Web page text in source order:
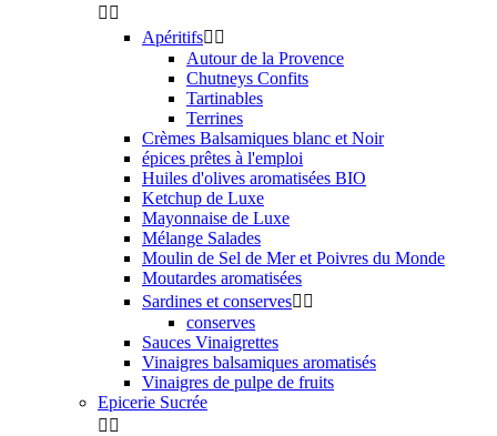
 
Apéritifs 
Autour de la Provence
Chutneys Confits
Tartinables
Terrines
Crèmes Balsamiques blanc et Noir
épices prêtes à l'emploi
Huiles d'olives aromatisées BIO
Ketchup de Luxe
Mayonnaise de Luxe
Mélange Salades
Moulin de Sel de Mer et Poivres du Monde
Moutardes aromatisées
Sardines et conserves 
conserves
Sauces Vinaigrettes
Vinaigres balsamiques aromatisés
Vinaigres de pulpe de fruits
Epicerie Sucrée
 